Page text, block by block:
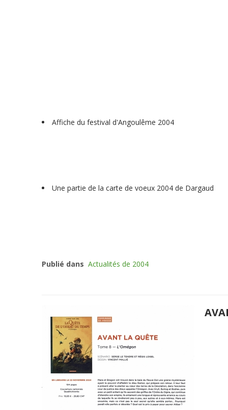
Affiche du festival d'Angoulême 2004
Une partie de la carte de voeux 2004 de Dargaud
Publié dans Actualités de 2004